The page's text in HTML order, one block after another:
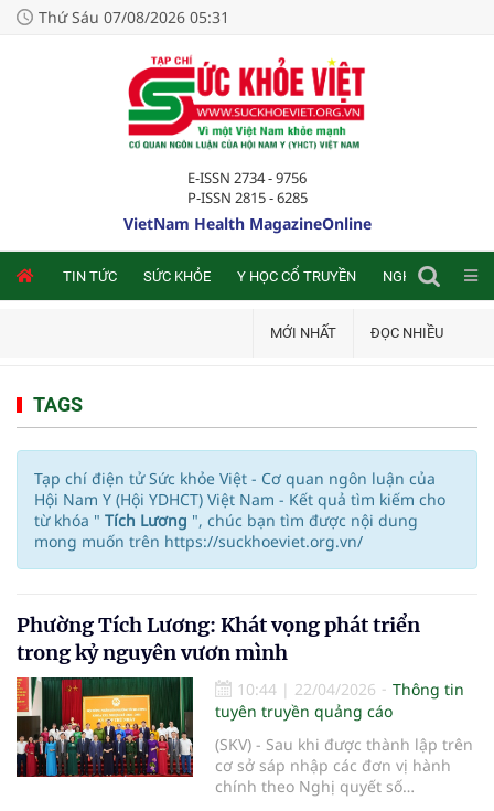
Thứ Sáu 07/08/2026 05:31
E-ISSN 2734 - 9756
P-ISSN 2815 - 6285
VietNam Health MagazineOnline
TIN TỨC SỨC KHỎE Y HỌC CỔ TRUYỀN NGHIÊN CỨU
MỚI NHẤT ĐỌC NHIỀU
TAGS
Tạp chí điện tử Sức khỏe Việt - Cơ quan ngôn luận của
Hội Nam Y (Hội YDHCT) Việt Nam - Kết quả tìm kiếm cho
từ khóa " Tích Lương ", chúc bạn tìm được nội dung
mong muốn trên https://suckhoeviet.org.vn/
Phường Tích Lương: Khát vọng phát triển
trong kỷ nguyên vươn mình
10:44 | 22/04/2026
Thông tin
tuyên truyền quảng cáo
(SKV) - Sau khi được thành lập trên
cơ sở sáp nhập các đơn vị hành
chính theo Nghị quyết số